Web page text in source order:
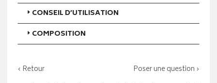
CONSEIL D’UTILISATION
COMPOSITION
‹ Retour Poser une question ›